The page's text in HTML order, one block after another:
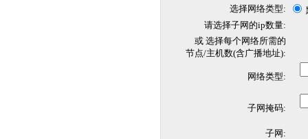
选择网络类型:
请选择子网的ip数量:
或 选择每个网络所需的
节点/主机数(含广播地址):
网络类型:
子网掩码:
子网: